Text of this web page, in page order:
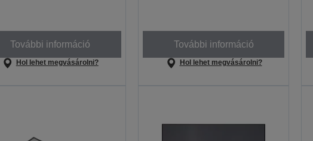
További információ
Hol lehet megvásárolni?
További információ
Hol lehet megvásárolni?